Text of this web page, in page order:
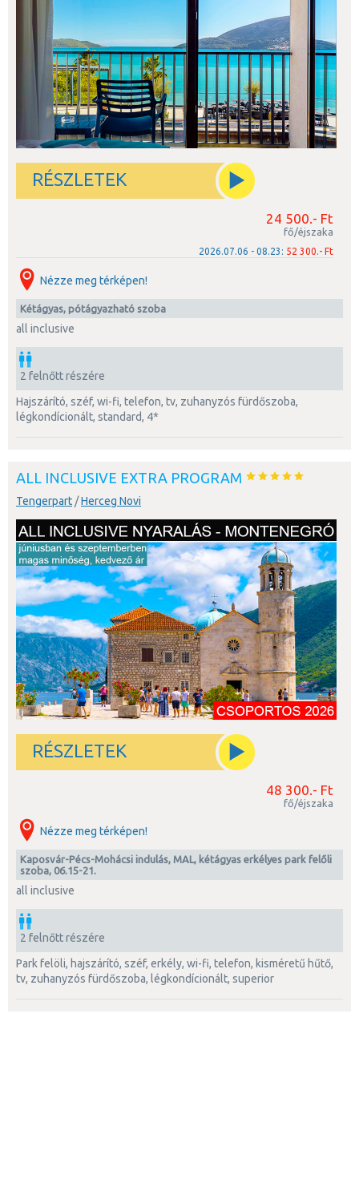
osztrákok is átépítették. Ma szabadtéri színház működik benne, mely
augusztus elején a filmfesztivál helyszíne.
A Spanyol-erőd már több mint fél évezrede uralkodik a város felett.
Alapjait a spanyolok rakták le 1538-ban. Az építkezést a törökök
folytatták és egy sor, I. Szulejmánt dicsőítő feliratot hagytak maguk
mögött. Gyönyörű a kilátás innen a városra és a tenger öblére.
Északról 1600-1800 méter magas hegyek, délről pedig a Kotori-öböl
partja szegélyezi a húszezer lakosú települést, amelynek
belvárosában jellegzetes szűk utcácskákat, sikátorokat, hangulatos
A városka tengerparti sétányán tavasztól őszig pezseg az élet.
Éttermek és kávézók, a tengerparti korzón pezsgő éjszakai élet és
kikapcsolódni vágyókat. Herceg Novi közvetlen közelében fekszik
Igalo, a nemzetközi hírű klimatikus gyógyhely, autóval egy órán belül
elérhető a világörökségi védelem alatt álló Kotor városa, vagy akár a
örvendő Bar is.
RÉSZLETEK
24 500.- Ft
fő/éjszaka
2026.07.06 - 08.23: 52 300.- Ft
Nézze meg térképen!
kétágyas, pótágyazható szoba
all inclusive
2 felnőtt részére
hajszárító, széf, wi-fi, telefon, tv, zuhanyzós fürdőszoba,
légkondícionált, standard, 4*
ALL INCLUSIVE EXTRA PROGRAM
Tengerpart /Herceg Novi
RÉSZLETEK
48 300.- Ft
fő/éjszaka
Nézze meg térképen!
Kaposvár-Pécs-Mohácsi indulás, MAL, kétágyas erkélyes park felőli
szoba, 06.15-21.
all inclusive
2 felnőtt részére
park felöli, hajszárító, széf, erkély, wi-fi, telefon, kisméretű hűtő,
tv, zuhanyzós fürdőszoba, légkondícionált, superior